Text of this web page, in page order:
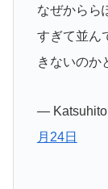
なぜからら
すぎて並ん
きないのか
— Katsuhito
月24日